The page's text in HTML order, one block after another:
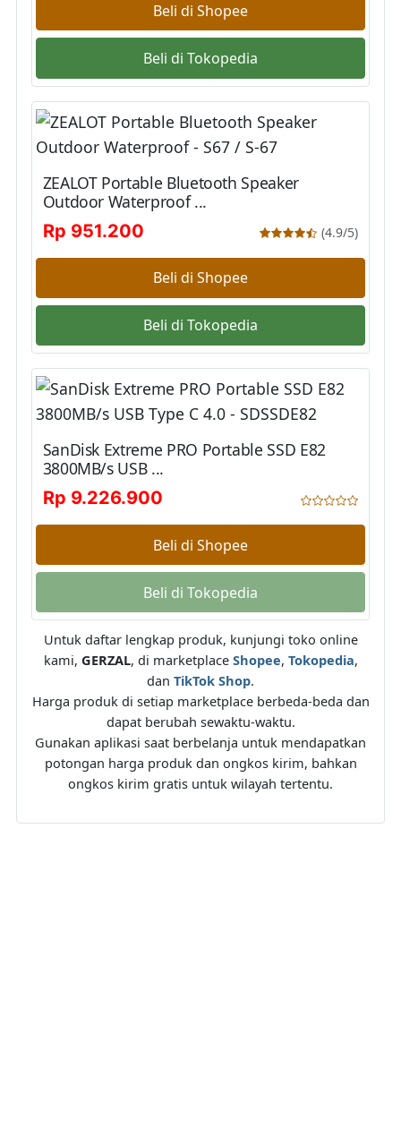
Beli di Shopee
Beli di Tokopedia
ZEALOT Portable Bluetooth Speaker
Outdoor Waterproof ...
Rp 951.200
(4.9/5)
Beli di Shopee
Beli di Tokopedia
SanDisk Extreme PRO Portable SSD E82
3800MB/s USB ...
Rp 9.226.900
Beli di Shopee
Beli di Tokopedia
Untuk daftar lengkap produk, kunjungi toko online
kami, GERZAL, di marketplace Shopee, Tokopedia,
dan TikTok Shop.
Harga produk di setiap marketplace berbeda-beda dan
dapat berubah sewaktu-waktu.
Gunakan aplikasi saat berbelanja untuk mendapatkan
potongan harga produk dan ongkos kirim, bahkan
ongkos kirim gratis untuk wilayah tertentu.